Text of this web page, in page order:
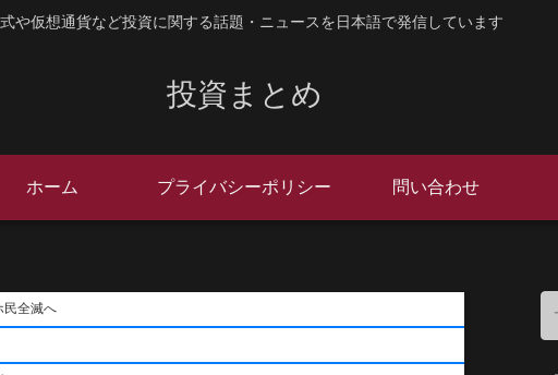
や仮想通貨など投資に関する話題・ニュースを日本語で発信しています
投資まとめ
ホーム プライバシーポリシー 問い合わせ
民全滅へ